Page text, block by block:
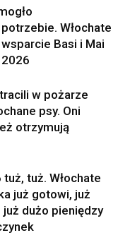
Włochate
Basi i Mai
w pożarze
psy. Oni
otrzymują
tuż. Włochate
już gotowi, już
dużo pieniędzy